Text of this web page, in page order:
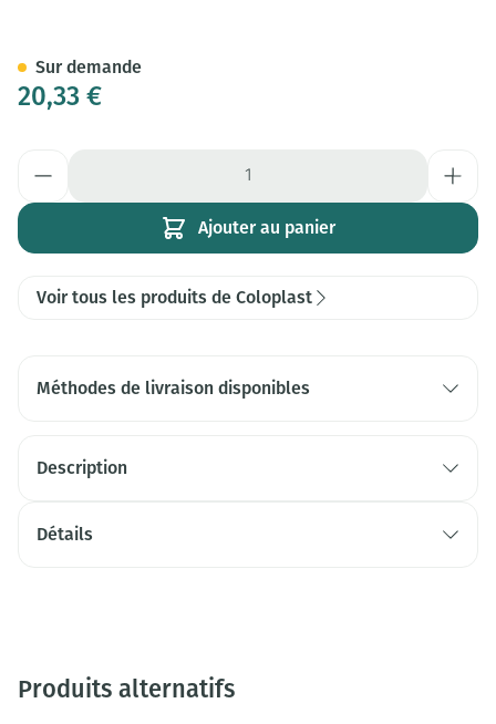
20,33 €
Ajouter au panier
Sur demande
Voir tous les produits de Coloplast
Méthodes de livraison disponibles
Description
Détails
Produits alternatifs